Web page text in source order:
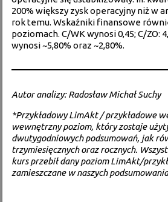
200% większy zysk operacyjny niż w
rok temu. Wskaźniki finansowe
poziomach. C/WK wynosi 0,45; C/ZO:
wynosi ~5,80% oraz ~2,80%.
Autor analizy: Radosław Michał Suchy
*Przykładowy LimAkt / przykładowe
wewnętrzny poziom, który zostaje
dwutygodniowych podsumowań, jak
trzymiesięcznych oraz rocznych.
kurs przebił dany poziom LimAkt/
zamieszczane w naszych